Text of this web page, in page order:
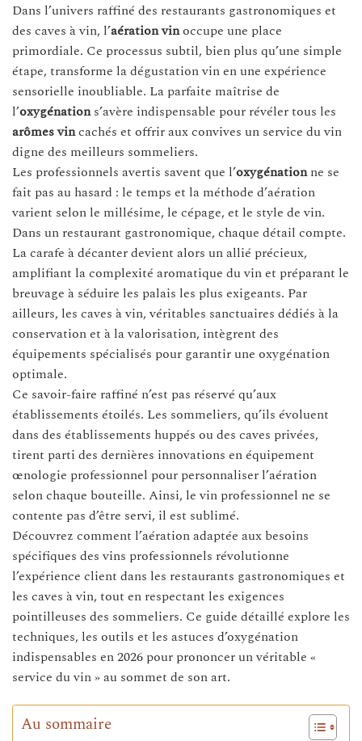
Dans l’univers raffiné des restaurants gastronomiques et
des caves à vin, l’aération vinoccupe une place
primordiale. Ce processus subtil, bien plus qu’une simple
étape, transforme la dégustation vin en une expérience
sensorielle inoubliable. La parfaite maîtrise de
l’oxygénations’avère indispensable pour révéler tous les
arômes vincachés et offrir aux convives un service du vin
digne des meilleurs sommeliers.
Les professionnels avertis savent que l’oxygénationne se
fait pas au hasard : le temps et la méthode d’aération
varient selon le millésime, le cépage, et le style de vin.
Dans un restaurant gastronomique, chaque détail compte.
La carafe à décanter devient alors un allié précieux,
amplifiant la complexité aromatique du vin et préparant le
breuvage à séduire les palais les plus exigeants. Par
ailleurs, les caves à vin, véritables sanctuaires dédiés à la
conservation et à la valorisation, intègrent des
équipements spécialisés pour garantir une oxygénation
optimale.
Ce savoir-faire raffiné n’est pas réservé qu’aux
établissements étoilés. Les sommeliers, qu’ils évoluent
dans des établissements huppés ou des caves privées,
tirent parti des dernières innovations en équipement
œnologie professionnel pour personnaliser l’aération
selon chaque bouteille. Ainsi, le vin professionnel ne se
contente pas d’être servi, il est sublimé.
Découvrez comment l’aération adaptée aux besoins
spécifiques des vins professionnels révolutionne
l’expérience client dans les restaurants gastronomiques et
les caves à vin, tout en respectant les exigences
pointilleuses des sommeliers. Ce guide détaillé explore les
techniques, les outils et les astuces d’oxygénation
indispensables en 2026 pour prononcer un véritable «
service du vin » au sommet de son art.
Au sommaire